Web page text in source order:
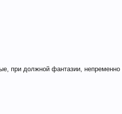
при должной фантазии,